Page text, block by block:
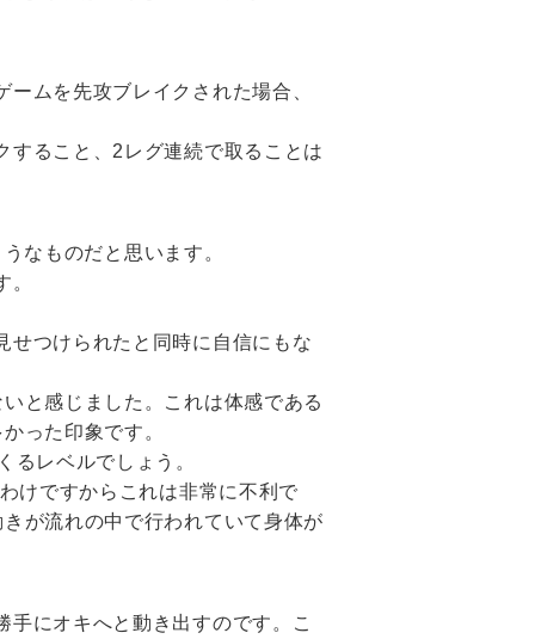
ムを先攻ブレイクされた場合、
すること、2レグ連続で取ることは
なものだと思います。
せつけられたと同時に自信にもな
と感じました。これは体感である
った印象です。
るレベルでしょう。
けですからこれは非常に不利で
が流れの中で行われていて身体が
にオキへと動き出すのです。こ